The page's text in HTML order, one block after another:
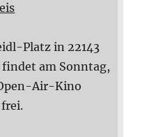
Platz in 22143
am Sonntag,
Air-Kino